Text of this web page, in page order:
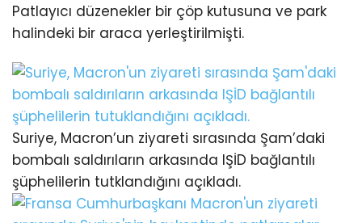
Patlayıcı düzenekler bir çöp kutusuna ve park
halindeki bir araca yerleştirilmişti.
Suriye, Macron’un ziyareti sırasında Şam’daki
bombalı saldırıların arkasında IŞİD bağlantılı
şüphelilerin tutklandığını açıkladı.